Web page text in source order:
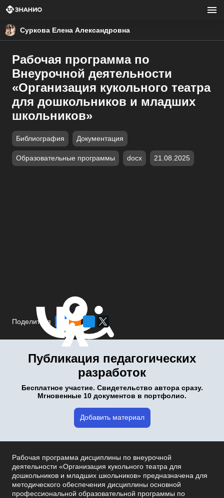
Суркова Елена Александровна
Рабочая программа по
Внеурочной деятельности
«Организация кукольного театра
для дошкольников и младших
школьников»
Библиография Документация
Образовательные программы docx 21.08.2025
Поделиться
Публикация педагогических
разработок
Бесплатное участие. Свидетельство автора сразу.
Мгновенные 10 документов в портфолио.
Добавить материал
Рабочая программа дисциплины по внеурочной
деятельности «Организация кукольного театра для
дошкольников и младших школьников» предназначена для
методического обеспечения дисциплины основной
профессиональной образовательной программы по